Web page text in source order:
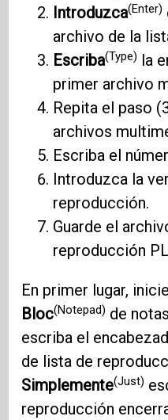
Introduzca(Enter)
archivo de la
Escriba(Type) la
primer archivo
Repita el paso
archivos
Escriba el
Introduzca la
reproducción.
Guarde el
reproducción
En primer lugar,
Bloc(Notepad) de
escriba el
de lista de
Simplemente(Just)
reproducción